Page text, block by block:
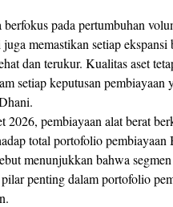
pada pertumbuhan
memastikan setiap ekspansi
dan terukur. Kualitas aset
setiap keputusan pembiayaan
2026, pembiayaan alat berat
total portofolio pembiayaan
menunjukkan bahwa
penting dalam portofolio